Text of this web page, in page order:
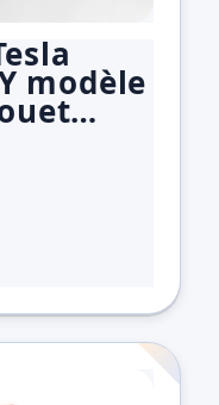
modèle
à